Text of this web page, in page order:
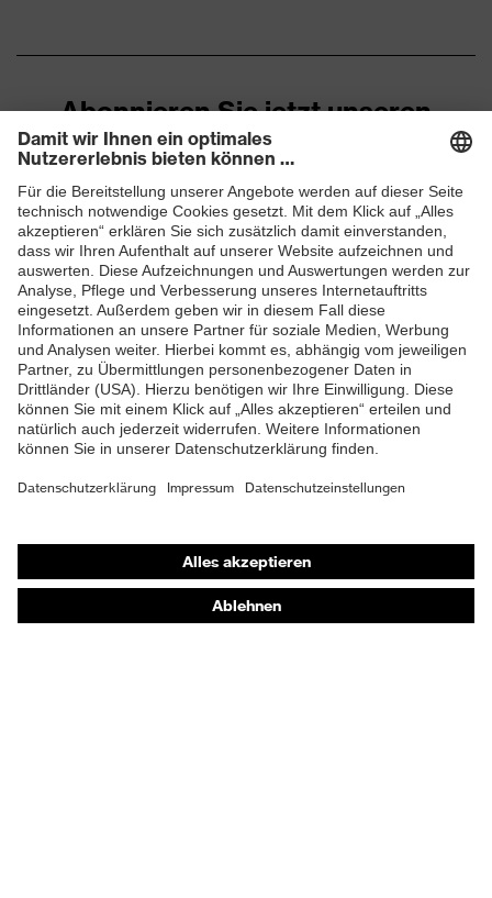
Abonnieren Sie jetzt unseren
Newsletter
ZUM NEWSLETTER ANMELDEN
Online-Shop für B2B-Kunden
Online-Shop für Personaldienstleister